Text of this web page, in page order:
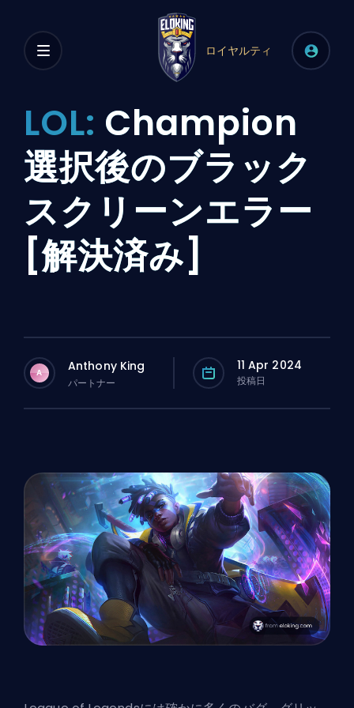
ロイヤルティ
LOL: Champion
選択後のブラック
スクリーンエラー
[解決済み]
A Anthony King
パートナー
11 Apr 2024
投稿日